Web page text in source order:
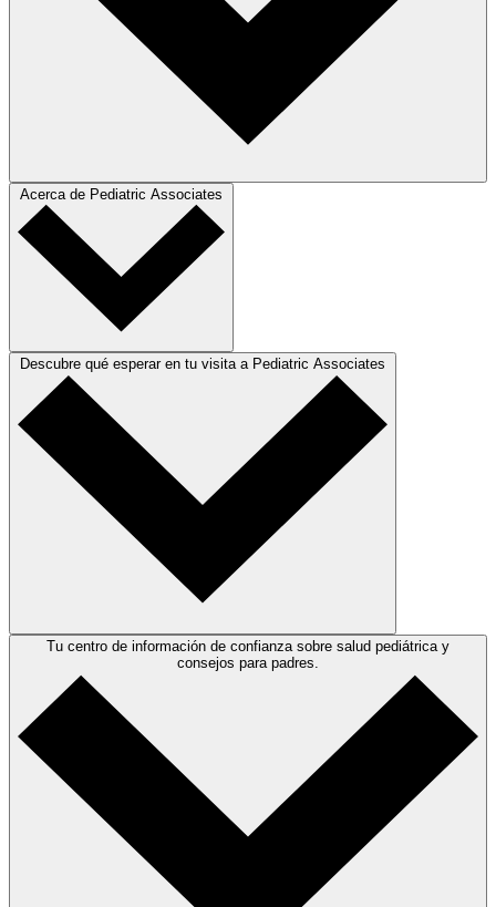
Acerca de Pediatric Associates
Descubre qué esperar en tu visita a Pediatric Associates
Tu centro de información de confianza sobre salud pediátrica y
consejos para padres.